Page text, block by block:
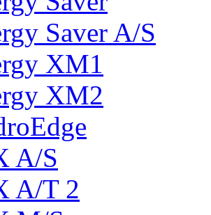
Saver A/S
XM1
XM2
A/S
A/T 2